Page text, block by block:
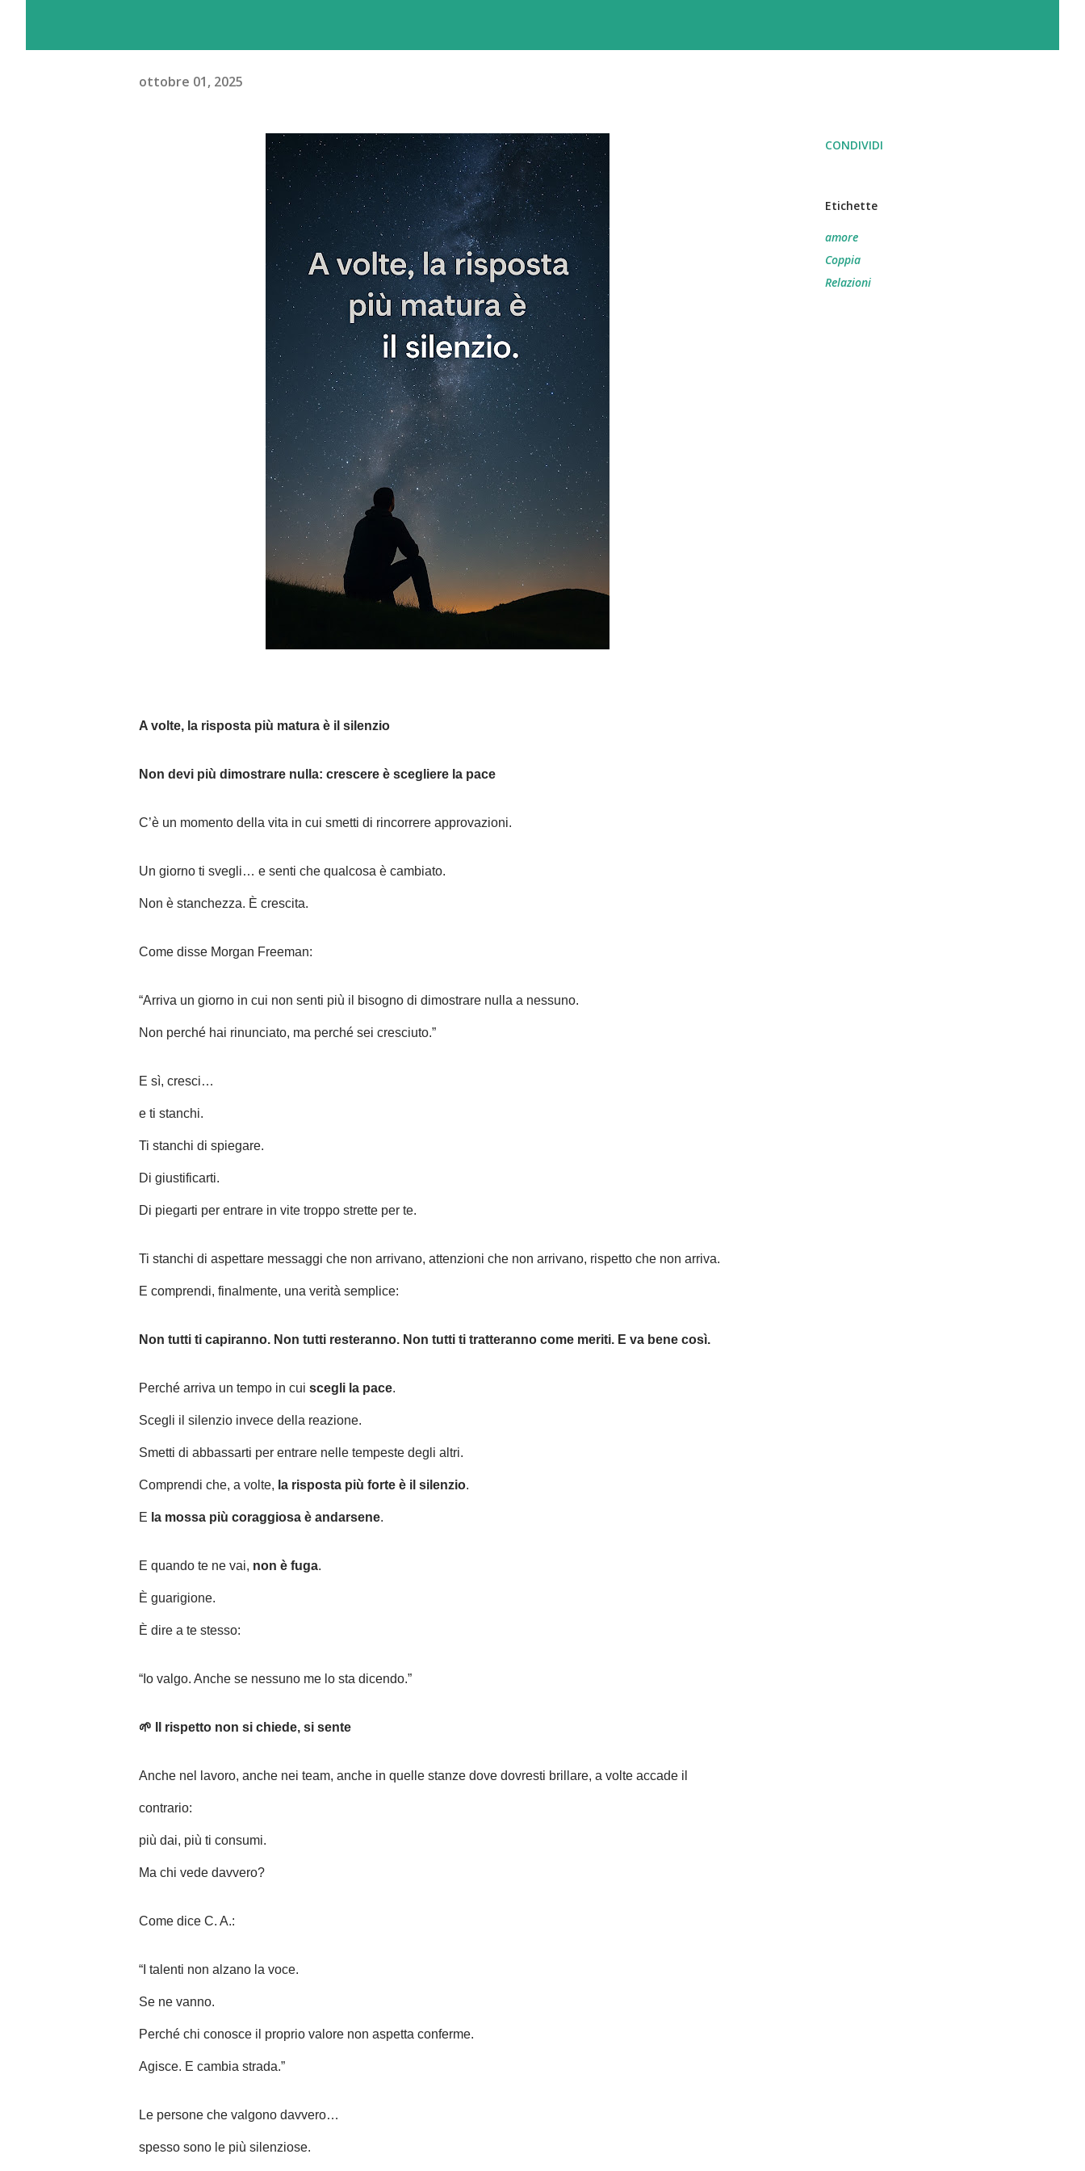
ottobre 01, 2025
A volte, la risposta più matura è il silenzio
Non devi più dimostrare nulla: crescere è scegliere la pace
C’è un momento della vita in cui smetti di rincorrere approvazioni.
Un giorno ti svegli… e senti che qualcosa è cambiato.
Non è stanchezza. È crescita.
Come disse Morgan Freeman:
“Arriva un giorno in cui non senti più il bisogno di dimostrare nulla a nessuno.
Non perché hai rinunciato, ma perché sei cresciuto.”
E sì, cresci…
e ti stanchi.
Ti stanchi di spiegare.
Di giustificarti.
Di piegarti per entrare in vite troppo strette per te.
Ti stanchi di aspettare messaggi che non arrivano, attenzioni che non arrivano, rispetto che non arriva.
E comprendi, finalmente, una verità semplice:
Non tutti ti capiranno. Non tutti resteranno. Non tutti ti tratteranno come meriti. E va bene così.
Perché arriva un tempo in cui scegli la pace.
Scegli il silenzio invece della reazione.
Smetti di abbassarti per entrare nelle tempeste degli altri.
Comprendi che, a volte, la risposta più forte è il silenzio.
E la mossa più coraggiosa è andarsene.
E quando te ne vai, non è fuga.
È guarigione.
È dire a te stesso:
“Io valgo. Anche se nessuno me lo sta dicendo.”
🌱 Il rispetto non si chiede, si sente
Anche nel lavoro, anche nei team, anche in quelle stanze dove dovresti brillare, a volte accade il
contrario:
più dai, più ti consumi.
Ma chi vede davvero?
Come dice C. A.:
“I talenti non alzano la voce.
Se ne vanno.
Perché chi conosce il proprio valore non aspetta conferme.
Agisce. E cambia strada.”
Le persone che valgono davvero…
spesso sono le più silenziose.
CONDIVIDI
Etichette
amore
Coppia
Relazioni